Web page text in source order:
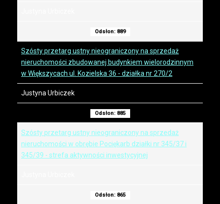
Odsłon: 889
Szósty przetarg ustny nieograniczony na sprzedaż
nieruchomości zbudowanej budynkiem wielorodzinnym
w Większycach ul. Kozielska 36 - działka nr 270/2
Justyna Urbiczek
Odsłon: 885
Szósty przetarg ustny nieograniczony na sprzedaż
nieruchomości w obrębie Pociękarb działki nr 345/37 i
345/39 - strefa aktywności inwestycyjnej
Odsłon: 865